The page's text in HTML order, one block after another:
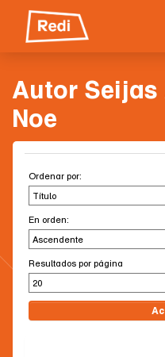
navigation
Autor Seijas
Noe
Ordenar por:
En orden:
Resultados por página